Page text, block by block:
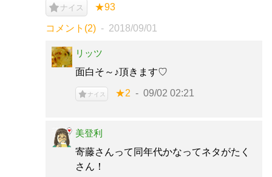
ナイス ★93
コメント(2) 2018/09/01
リッツ
面白そ～♪頂きます♡
ナイス ★2 09/02 02:21
美登利
寄藤さんって同年代かなってネタがたく
さん！